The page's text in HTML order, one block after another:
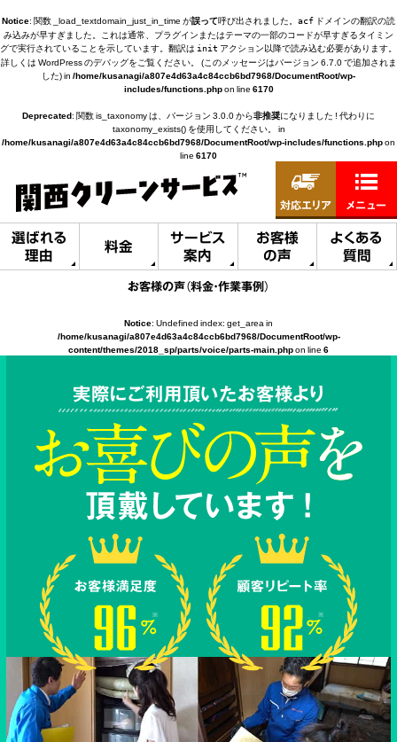
Notice: 関数 _load_textdomain_just_in_time が誤って呼び出されました。 acf ドメインの翻訳の読
み込みが早すぎました。これは通常、プラグインまたはテーマの一部のコードが早すぎるタイミン
グで実行されていることを示しています。翻訳は init アクション以降で読み込む必要があります。
詳しくは WordPress のデバッグをご覧ください。 (このメッセージはバージョン 6.7.0 で追加されま
した) in /home/kusanagi/a807e4d63a4c84ccb6bd7968/DocumentRoot/wp-
includes/functions.phpon line 6170
Deprecated: 関数 is_taxonomy は、バージョン 3.0.0 から非推奨になりました ! 代わりに
taxonomy_exists() を使用してください。 in
/home/kusanagi/a807e4d63a4c84ccb6bd7968/DocumentRoot/wp-includes/functions.phpon
line 6170
選ばれる
理由
料金
サービス
案内
お客様
の声
よくある
質問
対応エリア メニュー
お客様の声（料金・作業事例）
Notice: Undefined index: get_area in
/home/kusanagi/a807e4d63a4c84ccb6bd7968/DocumentRoot/wp-
content/themes/2018_sp/parts/voice/parts-main.phpon line 6
実際にご利用頂いたお客様より